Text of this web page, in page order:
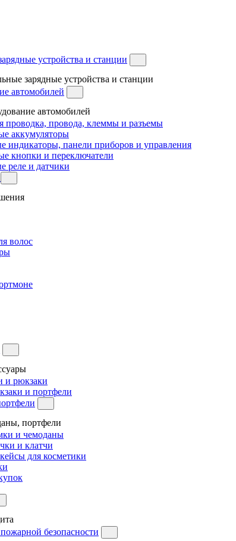
устройства и станции
зарядные устройства и станции
автомобилей
автомобилей
проводка, провода, клеммы и разъемы
аккумуляторы
индикаторы, панели приборов и управления
кнопки и переключатели
реле и датчики
волос
и рюкзаки
и портфели
портфели
и чемоданы
и клатчи
для косметики
безопасности